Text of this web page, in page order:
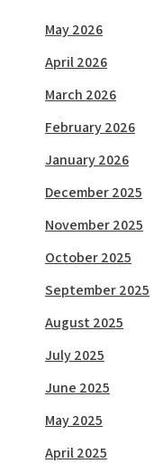
May 2026
April 2026
March 2026
February 2026
January 2026
December 2025
November 2025
October 2025
September 2025
August 2025
July 2025
June 2025
May 2025
April 2025